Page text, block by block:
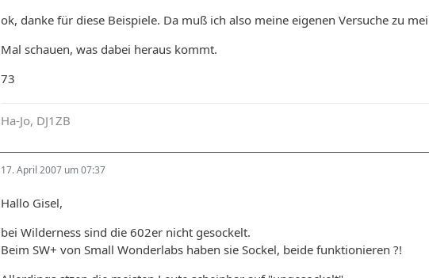
ok, danke für diese Beispiele. Da muß ich also meine eigenen Versuche zu
Mal schauen, was dabei heraus kommt.
73
Ha-Jo, DJ1ZB
17. April 2007 um 07:37
Hallo Gisel,
bei Wilderness sind die 602er nicht gesockelt.
Beim SW+ von Small Wonderlabs haben sie Sockel, beide funktionieren ?!